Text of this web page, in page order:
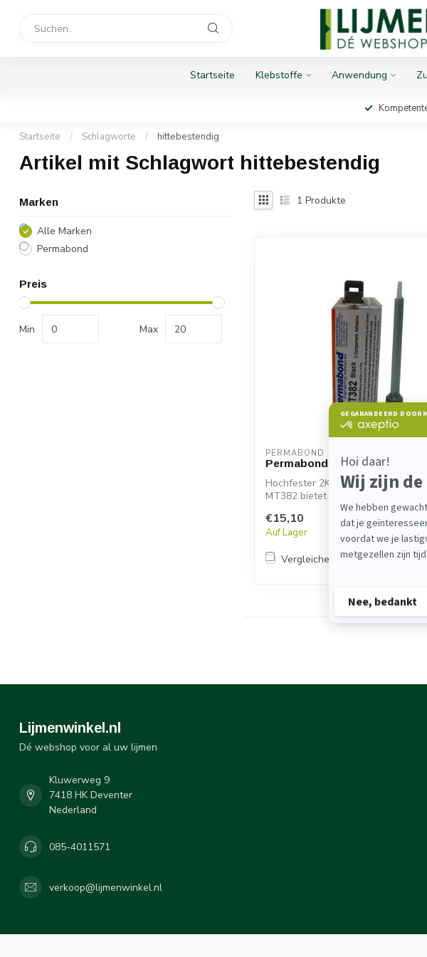
Startseite Klebstoffe Anwendung
Startseite / Schlagworte / hittebestendig
Artikel mit Schlagwort hittebestendig
Marken
Alle Marken
Permabond
Preis
Min Max
1 Produkte
PERMABOND
Permabond MT382
Hochfester 2K-Metallfixierer.
MT382 bietet schnelle Haftung,
€15,10
Auf Lager
Vergleichen
Lijmenwinkel.nl
Dé webshop voor al uw lijmen
Kluwerweg 9
7418 HK Deventer
Nederland
085-4011571
verkoop@lijmenwinkel.nl